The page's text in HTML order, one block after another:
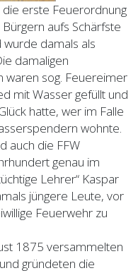
die erste Feuerordnung
aufs Schärfste
damals als
damaligen
waren sog. Feuereimer
mit Wasser gefüllt und
hatte, wer im Falle
wohnte.
auch die FFW
genau im
Lehrer“ Kaspar
jüngere Leute, vor
Feuerwehr zu
1875 versammelten
gründeten die